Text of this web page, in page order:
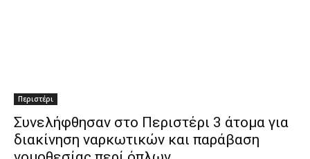
Περιστέρι
Συνελήφθησαν στο Περιστέρι 3 άτομα για
διακίνηση ναρκωτικών και παράβαση